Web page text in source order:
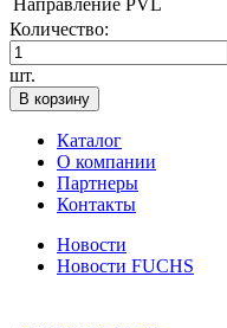
Количество:
шт.
В корзину
Каталог
О компании
Партнеры
Контакты
Новости
Новости FUCHS